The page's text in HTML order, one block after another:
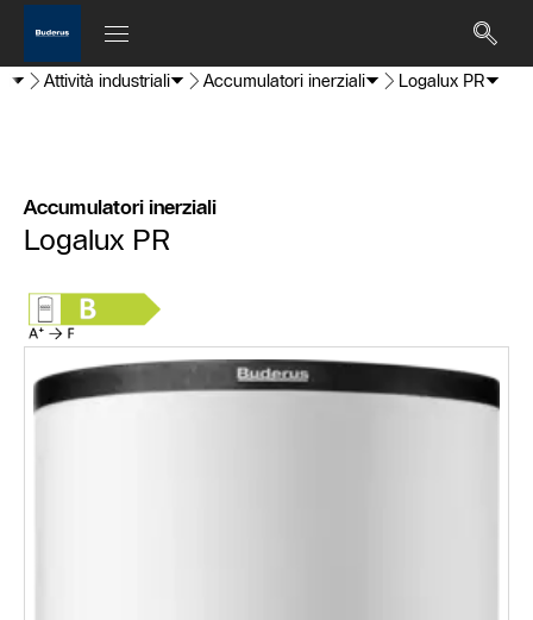
Attività industriali Accumulatori inerziali Logalux PR
Accumulatori inerziali
Logalux PR